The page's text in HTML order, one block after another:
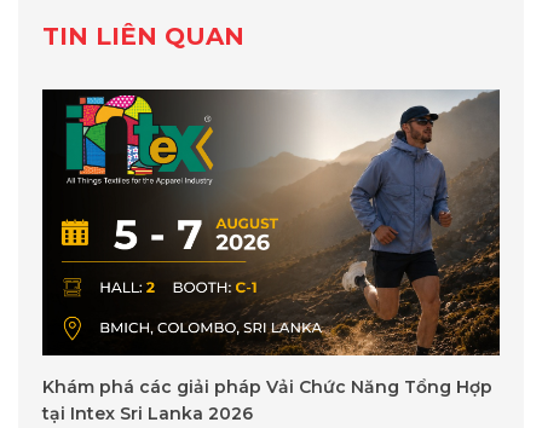
TIN LIÊN QUAN
Khám phá các giải pháp Vải Chức Năng Tổng Hợp
tại Intex Sri Lanka 2026